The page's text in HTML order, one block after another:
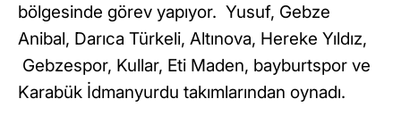
bölgesinde görev yapıyor. Yusuf, Gebze
Anibal, Darıca Türkeli, Altınova, Hereke Yıldız,
Gebzespor, Kullar, Eti Maden, bayburtspor ve
Karabük İdmanyurdu takımlarından oynadı.